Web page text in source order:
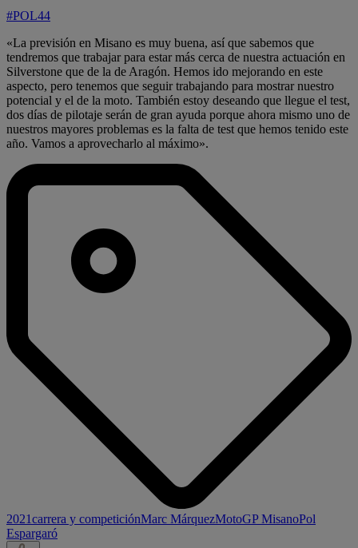
#POL44
«La previsión en Misano es muy buena, así que sabemos que
tendremos que trabajar para estar más cerca de nuestra actuación en
Silverstone que de la de Aragón. Hemos ido mejorando en este
aspecto, pero tenemos que seguir trabajando para mostrar nuestro
potencial y el de la moto. También estoy deseando que llegue el test,
dos días de pilotaje serán de gran ayuda porque ahora mismo uno de
nuestros mayores problemas es la falta de test que hemos tenido este
año. Vamos a aprovecharlo al máximo».
2021carrera y competiciónMarc MárquezMotoGP MisanoPol
Espargaró